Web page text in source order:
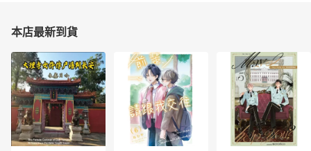
本店最新到貨